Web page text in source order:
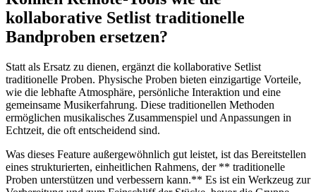
kollaborative Setlist traditionelle
Bandproben ersetzen?
Statt als Ersatz zu dienen, ergänzt die kollaborative Setlist
traditionelle Proben. Physische Proben bieten einzigartige Vorteile,
wie die lebhafte Atmosphäre, persönliche Interaktion und eine
gemeinsame Musikerfahrung. Diese traditionellen Methoden
ermöglichen musikalisches Zusammenspiel und Anpassungen in
Echtzeit, die oft entscheidend sind.
Was dieses Feature außergewöhnlich gut leistet, ist das Bereitstellen
eines strukturierten, einheitlichen Rahmens, der ** traditionelle
Proben unterstützen und verbessern kann.** Es ist ein Werkzeug zur